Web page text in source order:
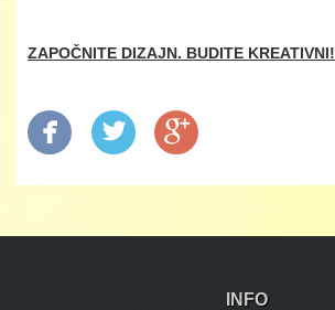
ZAPOČNITE DIZAJN. BUDITE KREATIVNI!
INFO